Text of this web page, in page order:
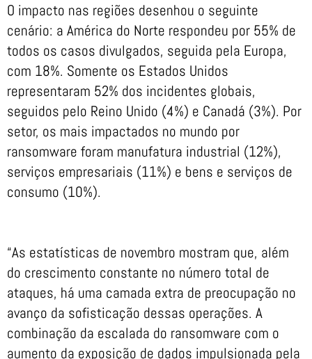
O impacto nas regiões desenhou o seguinte
cenário: a América do Norte respondeu por 55% de
todos os casos divulgados, seguida pela Europa,
com 18%. Somente os Estados Unidos
representaram 52% dos incidentes globais,
seguidos pelo Reino Unido (4%) e Canadá (3%). Por
setor, os mais impactados no mundo por
ransomware foram manufatura industrial (12%),
serviços empresariais (11%) e bens e serviços de
consumo (10%).
“As estatísticas de novembro mostram que, além
do crescimento constante no número total de
ataques, há uma camada extra de preocupação no
avanço da sofisticação dessas operações. A
combinação da escalada do ransomware com o
aumento da exposição de dados impulsionada pela